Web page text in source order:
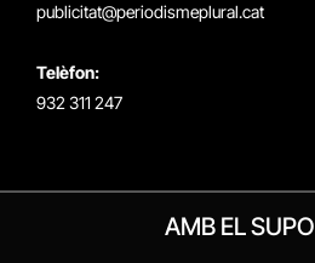
publicitat@periodismeplural.cat
Telèfon:
932 311 247
AMB EL